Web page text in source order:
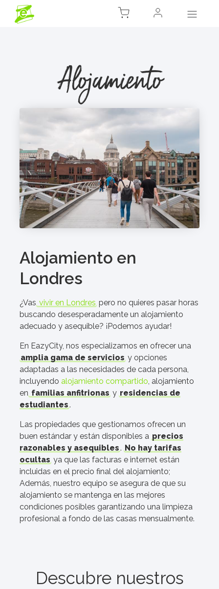
Alojamiento
Alojamiento en
Londres
¿Vas vivir en Londres pero no quieres pasar horas
buscando desesperadamente un alojamiento
adecuado y asequible? ¡Podemos ayudar!
En EazyCity, nos especializamos en ofrecer una
amplia gama de servicios y opciones
adaptadas a las necesidades de cada persona,
incluyendo alojamiento compartido, alojamiento
en familias anfitrionas y residencias de
estudiantes.
Las propiedades que gestionamos ofrecen un
buen estándar y están disponibles a precios
razonables y asequibles. No hay tarifas
ocultas ya que las facturas e internet están
incluidas en el precio final del alojamiento;
Además, nuestro equipo se asegura de que su
alojamiento se mantenga en las mejores
condiciones posibles garantizando una limpieza
profesional a fondo de las casas mensualmente.
Descubre nuestros